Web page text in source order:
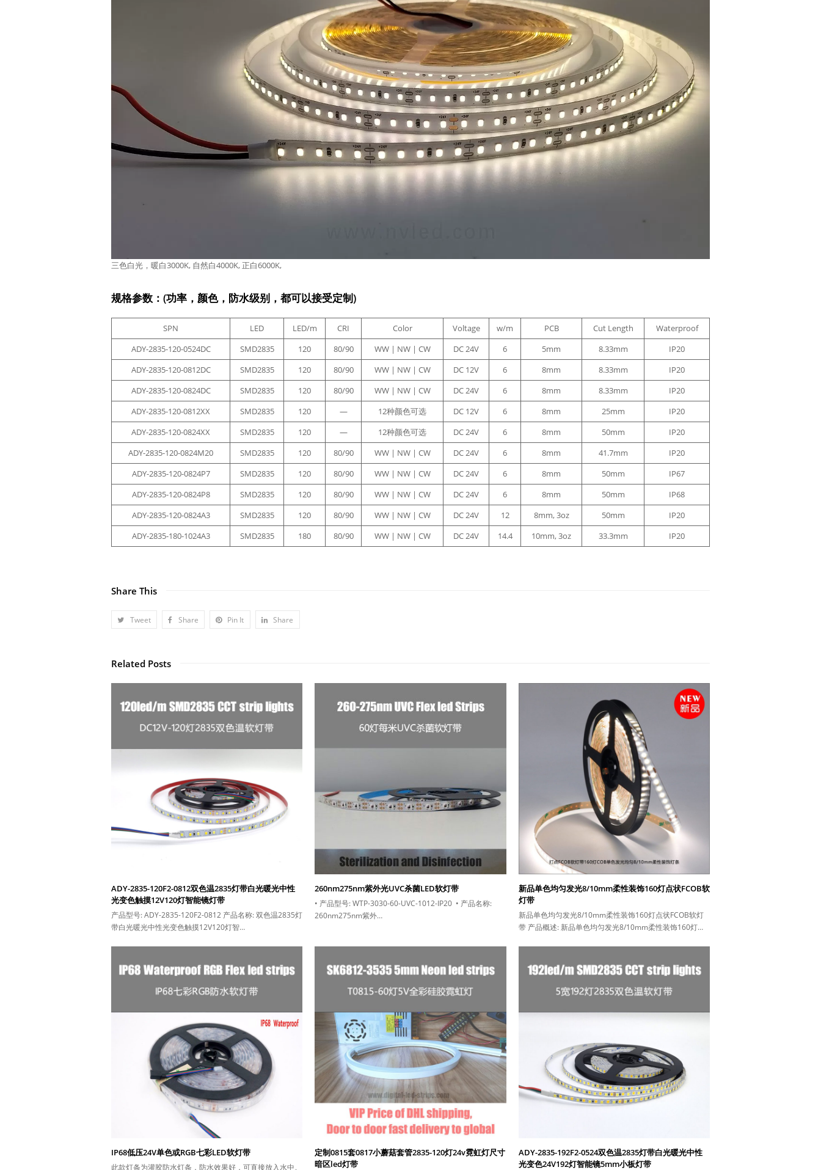
三色白光，暖白3000K, 自然白4000K, 正白6000K,
规格参数：(功率，颜色，防水级别，都可以接受定制)
SPN LED LED/m CRI Color Voltage w/m PCB Cut Length
Waterproof
ADY-2835-120-0524DC
SMD2835 120 80/90 WW | NW | CW DC 24V 6 5mm 8.33mm
IP20
ADY-2835-120-0812DC
SMD2835 120 80/90 WW | NW | CW DC 12V 6 8mm 8.33mm
IP20
ADY-2835-120-0824DC
SMD2835 120 80/90 WW | NW | CW DC 24V 6 8mm 8.33mm
IP20
ADY-2835-120-0812XX
SMD2835 120 — 12种颜色可选 DC 12V 6 8mm 25mm
IP20
ADY-2835-120-0824XX
SMD2835 120 — 12种颜色可选 DC 24V 6 8mm 50mm
IP20
ADY-2835-120-0824M20
SMD2835 120 80/90 WW | NW | CW DC 24V 6 8mm 41.7mm
IP20
ADY-2835-120-0824P7
SMD2835 120 80/90 WW | NW | CW DC 24V 6 8mm 50mm
IP67
ADY-2835-120-0824P8
SMD2835 120 80/90 WW | NW | CW DC 24V 6 8mm 50mm
IP68
ADY-2835-120-0824A3
SMD2835 120 80/90 WW | NW | CW DC 24V 12 8mm, 3oz 50mm
IP20
ADY-2835-180-1024A3
SMD2835 180 80/90 WW | NW | CW DC 24V 14.4 10mm, 3oz 33.3mm IP20
Share This
Tweet Share Pin It Share
Related Posts
ADY-2835-120F2-0812双色温2835灯带白光暖光中性
光变色触摸12V120灯智能镜灯带
产品型号: ADY-2835-120F2-0812 产品名称: 双色温2835灯
带白光暖光中性光变色触摸12V120灯智…
260nm275nm紫外光UVC杀菌LED软灯带
• 产品型号: WTP-3030-60-UVC-1012-IP20 • 产品名称:
260nm275nm紫外…
新品单色均匀发光8/10mm柔性装饰160灯点状FCOB软
灯带
新品单色均匀发光8/10mm柔性装饰160灯点状FCOB软灯
带 产品概述: 新品单色均匀发光8/10mm柔性装饰160灯…
IP68低压24V单色或RGB七彩LED软灯带
此款灯条为灌胶防水灯条，防水效果好，可直接放入水中。
定制0815套0817小蘑菇套管2835-120灯24v霓虹灯尺寸
暗区led灯带
ADY-2835-192F2-0524双色温2835灯带白光暖光中性
光变色24V192灯智能镜5mm小板灯带